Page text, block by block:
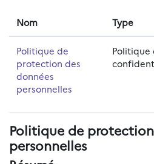
Nom Type
Politique de
protection des
données
personnelles
Politique
Politique de
personnelles